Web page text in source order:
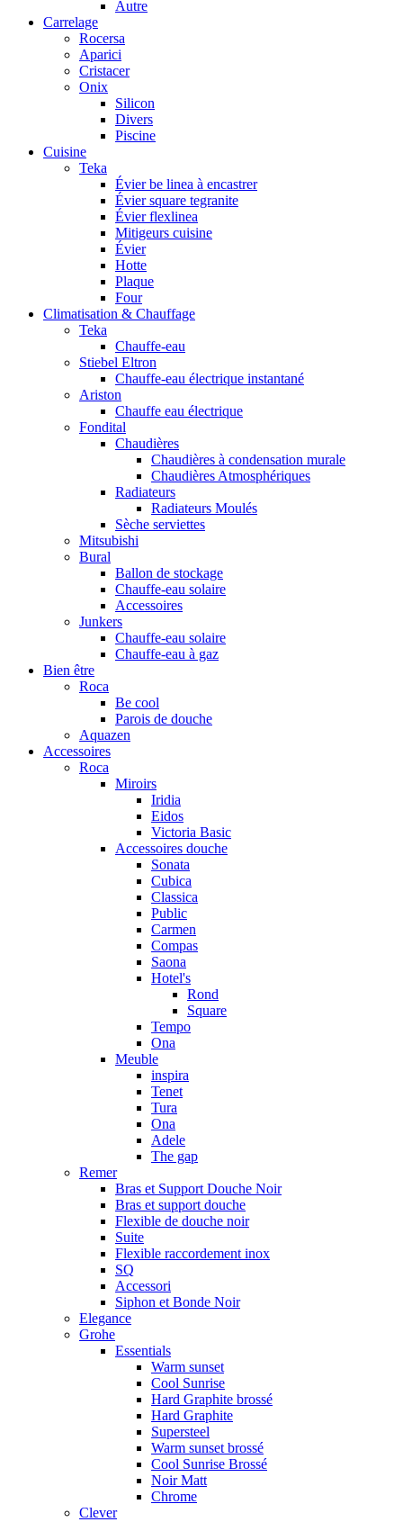
Autre
Carrelage
Rocersa
Aparici
Cristacer
Onix
Silicon
Divers
Piscine
Cuisine
Teka
Évier be linea à encastrer
Évier square tegranite
Évier flexlinea
Mitigeurs cuisine
Évier
Hotte
Plaque
Four
Climatisation & Chauffage
Teka
Chauffe-eau
Stiebel Eltron
Chauffe-eau électrique instantané
Ariston
Chauffe eau électrique
Fondital
Chaudières
Chaudières à condensation murale
Chaudières Atmosphériques
Radiateurs
Radiateurs Moulés
Sèche serviettes
Mitsubishi
Bural
Ballon de stockage
Chauffe-eau solaire
Accessoires
Junkers
Chauffe-eau solaire
Chauffe-eau à gaz
Bien être
Roca
Be cool
Parois de douche
Aquazen
Accessoires
Roca
Miroirs
Iridia
Eidos
Victoria Basic
Accessoires douche
Sonata
Cubica
Classica
Public
Carmen
Compas
Saona
Hotel's
Rond
Square
Tempo
Ona
Meuble
inspira
Tenet
Tura
Ona
Adele
The gap
Remer
Bras et Support Douche Noir
Bras et support douche
Flexible de douche noir
Suite
Flexible raccordement inox
SQ
Accessori
Siphon et Bonde Noir
Elegance
Grohe
Essentials
Warm sunset
Cool Sunrise
Hard Graphite brossé
Hard Graphite
Supersteel
Warm sunset brossé
Cool Sunrise Brossé
Noir Matt
Chrome
Clever